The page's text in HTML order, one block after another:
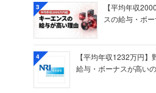
3
【平均年収
スの給与・ボ
4
【平均年収1232万円
給与・ボーナスが高い